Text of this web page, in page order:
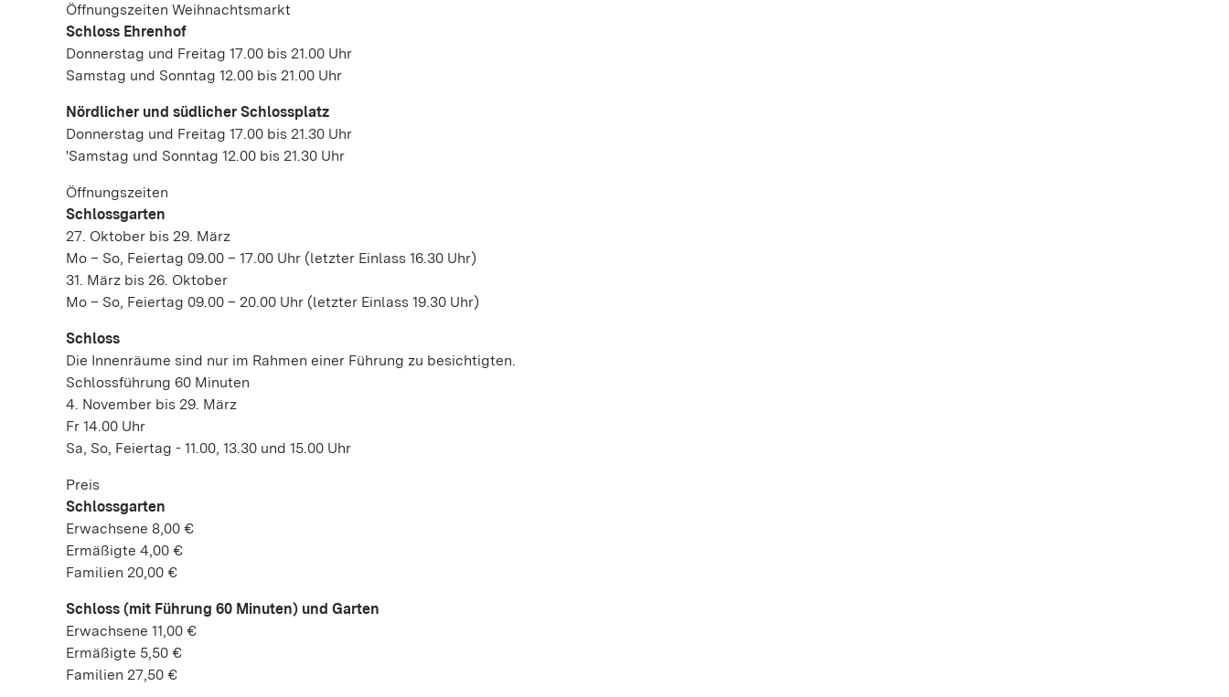
Öffnungszeiten Weihnachtsmarkt
Schloss Ehrenhof
Donnerstag und Freitag 17.00 bis 21.00 Uhr
Samstag und Sonntag 12.00 bis 21.00 Uhr
Nördlicher und südlicher Schlossplatz
Donnerstag und Freitag 17.00 bis 21.30 Uhr
'Samstag und Sonntag 12.00 bis 21.30 Uhr
Öffnungszeiten
Schlossgarten
27. Oktober bis 29. März
Mo – So, Feiertag 09.00 – 17.00 Uhr (letzter Einlass 16.30 Uhr)
31. März bis 26. Oktober
Mo – So, Feiertag 09.00 – 20.00 Uhr (letzter Einlass 19.30 Uhr)
Schloss
Die Innenräume sind nur im Rahmen einer Führung zu besichtigten.
Schlossführung 60 Minuten
4. November bis 29. März
Fr 14.00 Uhr
Sa, So, Feiertag - 11.00, 13.30 und 15.00 Uhr
Preis
Schlossgarten
Erwachsene 8,00 €
Ermäßigte 4,00 €
Familien 20,00 €
Schloss (mit Führung 60 Minuten) und Garten
Erwachsene 11,00 €
Ermäßigte 5,50 €
Familien 27,50 €